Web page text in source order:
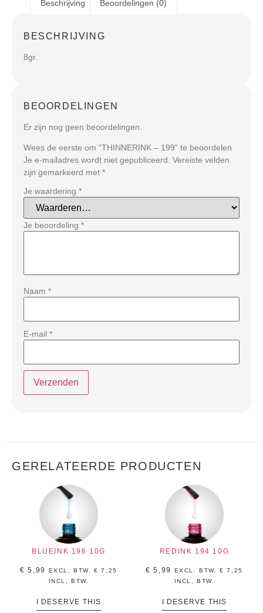
Beschrijving Beoordelingen (0)
BESCHRIJVING
8gr.
BEOORDELINGEN
Er zijn nog geen beoordelingen.
Wees de eerste om “THINNERINK – 199” te beoordelen
Je e-mailadres wordt niet gepubliceerd. Vereiste velden
zijn gemarkeerd met *
Je waardering *
Je beoordeling *
Naam *
E-mail *
GERELATEERDE PRODUCTEN
BLUEINK 196 10G
€ 5,99 EXCL. BTW.€ 7,25
INCL, BTW.
I DESERVE THIS
REDINK 194 10G
€ 5,99 EXCL. BTW.€ 7,25
INCL, BTW.
I DESERVE THIS